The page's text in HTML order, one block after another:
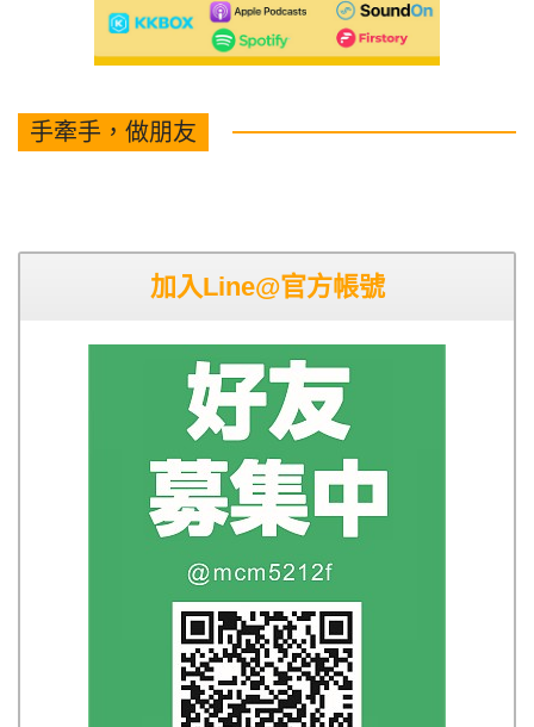
手牽手，做朋友
加入Line@官方帳號